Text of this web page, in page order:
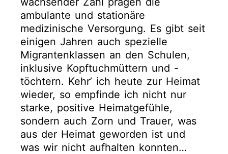
ambulante und stationäre
medizinische Versorgung. Es gibt seit
einigen Jahren auch spezielle
Migrantenklassen an den Schulen,
inklusive Kopftuchmüttern und -
töchtern. Kehr’ ich heute zur Heimat
wieder, so empfinde ich nicht nur
starke, positive Heimatgefühle,
sondern auch Zorn und Trauer, was
aus der Heimat geworden ist und
was wir nicht aufhalten konnten…